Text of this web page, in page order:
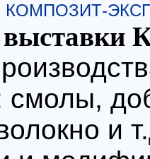
КОМПОЗИТ-
смолы,
и